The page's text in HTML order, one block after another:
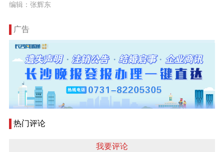
编辑：张辉东
广告
热门评论
我要评论